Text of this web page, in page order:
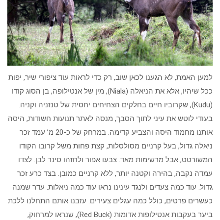
למען האמת, לא הגענו לכאן שוב, רק כדי לראות עוד ציפורי שיר, יפות
ככל שיהיו, אלא את הניאלה (Niala), מין של אנטילופה, בן הסוג קודו
(Kudu), שקרוביו חיים בחלקים הצחיחים יחסית של טנזניה וקניה.
בעודי לוטש את עיני לתוך הסבך, מנסה לאתר תנועות חשודות, היסה
אותנו מחמוד היסה והצביע קדימה. במרחק של כ-20 מ’ עמד זכר
ניאלה גדול, בעל קרניים מסולסלות, קצת פחות משל קרובו הקודו
המשורטט, אבל מרשימות מאד. צבעו אפור ולחזהו סינר לבן. לצדו
עמדה נקבה, בהירה וקטנה יותר, ללא קרניים כמובן. בצד כרע זכר
גדול. עוד כמה צעדים ולנגד עינינו נראו עוד כמה ניאלות. עדר שמנה
כעשרים פרטים, כולל כמה עגלים צעירים. עזבנו אותם התחלנו ללכת
ביער בעקבות אנטילופות אדומות (Red Buck), שנראו למרחוק,